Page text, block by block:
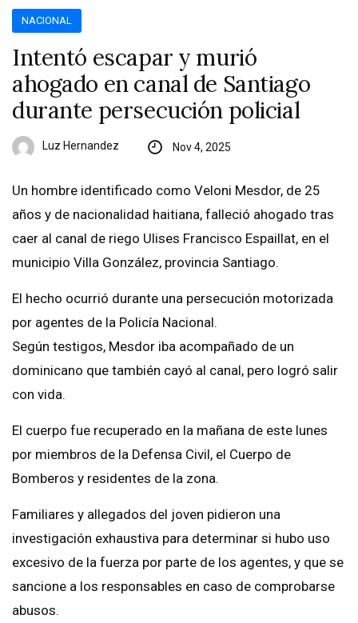
NACIONAL
Intentó escapar y murió
ahogado en canal de Santiago
durante persecución policial
Luz Hernandez Nov 4, 2025
Un hombre identificado como Veloni Mesdor, de 25
años y de nacionalidad haitiana, falleció ahogado tras
caer al canal de riego Ulises Francisco Espaillat, en el
municipio Villa González, provincia Santiago.
El hecho ocurrió durante una persecución motorizada
por agentes de la Policía Nacional.
Según testigos, Mesdor iba acompañado de un
dominicano que también cayó al canal, pero logró salir
con vida.
El cuerpo fue recuperado en la mañana de este lunes
por miembros de la Defensa Civil, el Cuerpo de
Bomberos y residentes de la zona.
Familiares y allegados del joven pidieron una
investigación exhaustiva para determinar si hubo uso
excesivo de la fuerza por parte de los agentes, y que se
sancione a los responsables en caso de comprobarse
abusos.